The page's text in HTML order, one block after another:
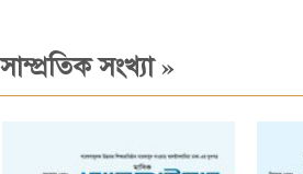
সাম্প্রতিক সংখ্যা»